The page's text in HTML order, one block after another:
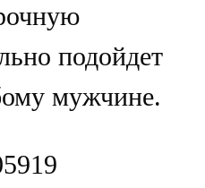
подойдет
мужчине.